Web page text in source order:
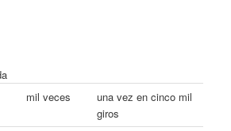
mil veces
una vez en cinco mil
giros